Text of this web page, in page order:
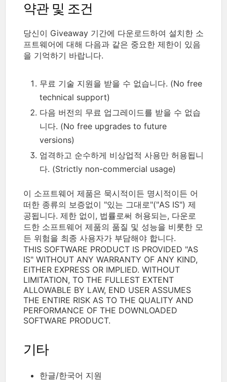
약관 및 조건
당신이 Giveaway 기간에 다운로드하여 설치한 소
프트웨어에 대해 다음과 같은 중요한 제한이 있음
을 기억하기 바랍니다.
무료 기술 지원을 받을 수 없습니다. (No free
technical support)
다음 버전의 무료 업그레이드를 받을 수 없습
니다. (No free upgrades to future
versions)
엄격하고 순수하게 비상업적 사용만 허용됩니
다. (Strictly non-commercial usage)
이 소프트웨어 제품은 묵시적이든 명시적이든 어
떠한 종류의 보증없이 "있는 그대로"("AS IS") 제
공됩니다. 제한 없이, 법률로써 허용되는, 다운로
드한 소프트웨어 제품의 품질 및 성능을 비롯한 모
든 위험을 최종 사용자가 부담해야 합니다.
THIS SOFTWARE PRODUCT IS PROVIDED "AS
IS" WITHOUT ANY WARRANTY OF ANY KIND,
EITHER EXPRESS OR IMPLIED. WITHOUT
LIMITATION, TO THE FULLEST EXTENT
ALLOWABLE BY LAW, END USER ASSUMES
THE ENTIRE RISK AS TO THE QUALITY AND
PERFORMANCE OF THE DOWNLOADED
SOFTWARE PRODUCT.
기타
한글/한국어 지원